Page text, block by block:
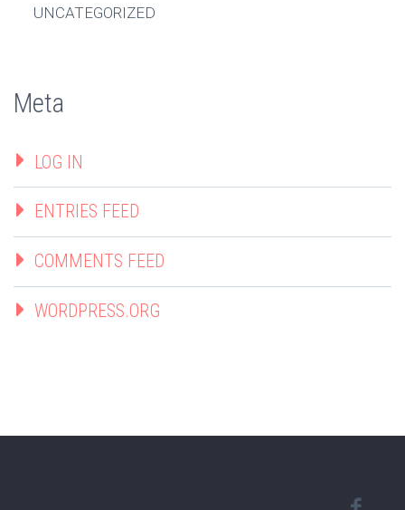
UNCATEGORIZED
Meta
LOG IN
ENTRIES FEED
COMMENTS FEED
WORDPRESS.ORG